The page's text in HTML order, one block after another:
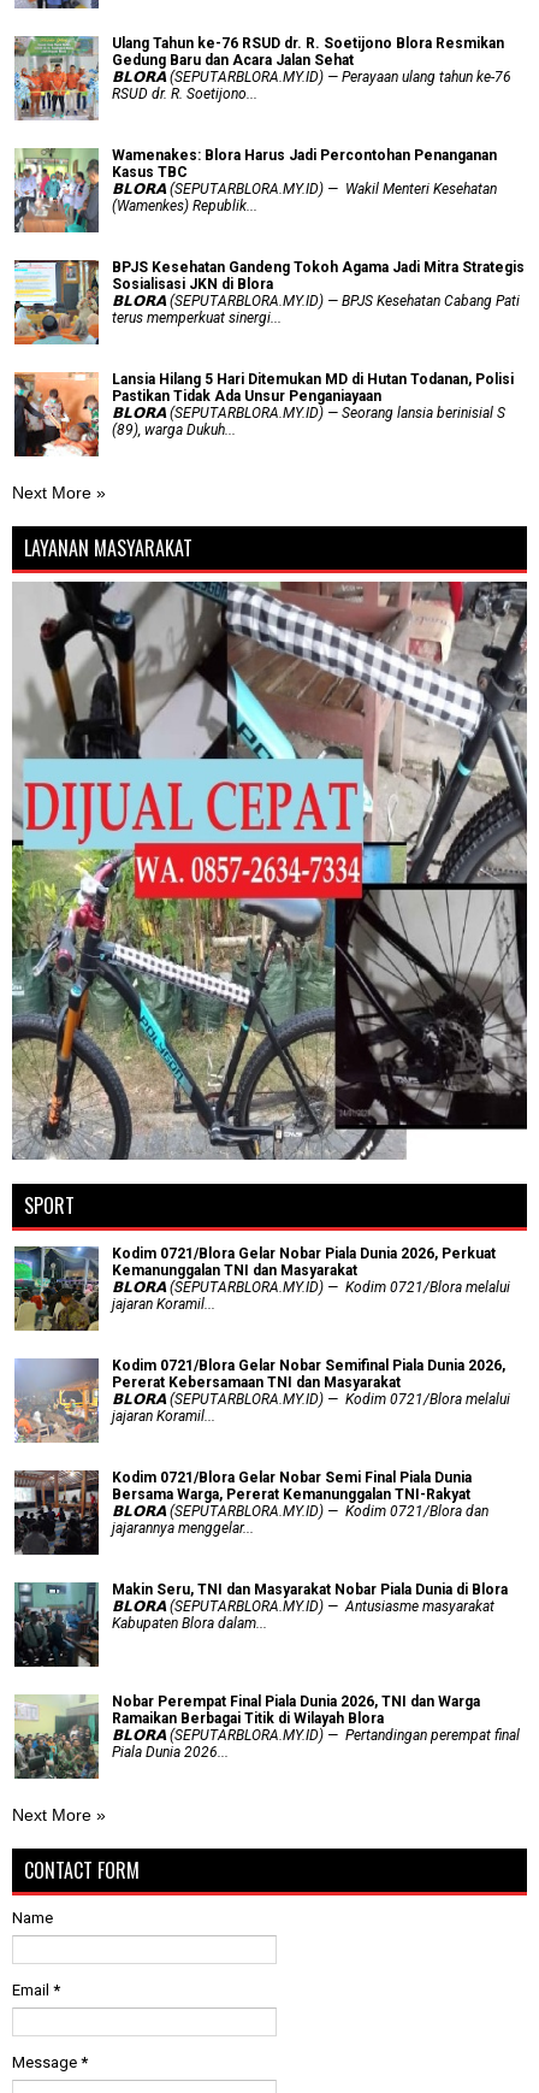
Ulang Tahun ke-76 RSUD dr. R. Soetijono Blora Resmikan
Gedung Baru dan Acara Jalan Sehat
𝗕𝗟𝗢𝗥𝗔 (SEPUTARBLORA.MY.ID) — Perayaan ulang tahun ke-76
RSUD dr. R. Soetijono...
Wamenakes: Blora Harus Jadi Percontohan Penanganan
Kasus TBC
𝗕𝗟𝗢𝗥𝗔 (SEPUTARBLORA.MY.ID) — Wakil Menteri Kesehatan
(Wamenkes) Republik...
BPJS Kesehatan Gandeng Tokoh Agama Jadi Mitra Strategis
Sosialisasi JKN di Blora
𝗕𝗟𝗢𝗥𝗔 (SEPUTARBLORA.MY.ID) — BPJS Kesehatan Cabang Pati
terus memperkuat sinergi...
Lansia Hilang 5 Hari Ditemukan MD di Hutan Todanan, Polisi
Pastikan Tidak Ada Unsur Penganiayaan
𝗕𝗟𝗢𝗥𝗔 (SEPUTARBLORA.MY.ID) — Seorang lansia berinisial S
(89), warga Dukuh...
Next More »
LAYANAN MASYARAKAT
SPORT
Kodim 0721/Blora Gelar Nobar Piala Dunia 2026, Perkuat
Kemanunggalan TNI dan Masyarakat
𝗕𝗟𝗢𝗥𝗔 (SEPUTARBLORA.MY.ID) — Kodim 0721/Blora melalui
jajaran Koramil...
Kodim 0721/Blora Gelar Nobar Semifinal Piala Dunia 2026,
Pererat Kebersamaan TNI dan Masyarakat
𝗕𝗟𝗢𝗥𝗔 (SEPUTARBLORA.MY.ID) — Kodim 0721/Blora melalui
jajaran Koramil...
Kodim 0721/Blora Gelar Nobar Semi Final Piala Dunia
Bersama Warga, Pererat Kemanunggalan TNI-Rakyat
𝗕𝗟𝗢𝗥𝗔 (SEPUTARBLORA.MY.ID) — Kodim 0721/Blora dan
jajarannya menggelar...
Makin Seru, TNI dan Masyarakat Nobar Piala Dunia di Blora
𝗕𝗟𝗢𝗥𝗔 (SEPUTARBLORA.MY.ID) — Antusiasme masyarakat
Kabupaten Blora dalam...
Nobar Perempat Final Piala Dunia 2026, TNI dan Warga
Ramaikan Berbagai Titik di Wilayah Blora
𝗕𝗟𝗢𝗥𝗔 (SEPUTARBLORA.MY.ID) — Pertandingan perempat final
Piala Dunia 2026...
Next More »
CONTACT FORM
Name
Email *
Message *